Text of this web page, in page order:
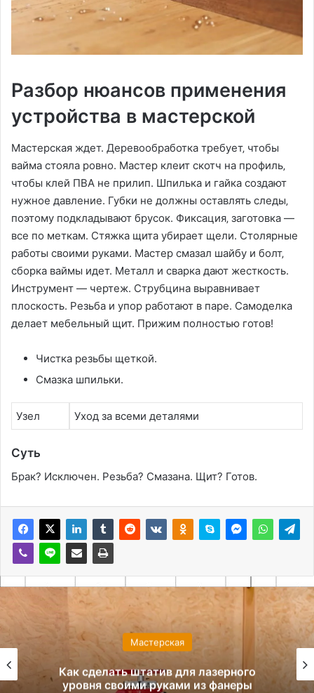
Разбор нюансов применения
устройства в мастерской
Мастерская ждет. Деревообработка требует‚ чтобы
вайма стояла ровно. Мастер клеит скотч на профиль‚
чтобы клей ПВА не прилип. Шпилька и гайка создают
нужное давление. Губки не должны оставлять следы‚
поэтому подкладывают брусок. Фиксация‚ заготовка —
все по меткам. Стяжка щита убирает щели. Столярные
работы своими руками. Мастер смазал шайбу и болт‚
сборка ваймы идет. Металл и сварка дают жесткость.
Инструмент — чертеж. Струбцина выравнивает
плоскость. Резьба и упор работают в паре. Самоделка
делает мебельный щит. Прижим полностью готов!
Чистка резьбы щеткой.
Смазка шпильки.
Узел Уход за всеми деталями
Суть
Брак? Исключен. Резьба? Смазана. Щит? Готов.
Мастерская
Как сделать штатив для лазерного
уровня своими руками из фанеры